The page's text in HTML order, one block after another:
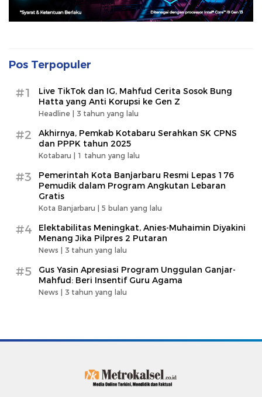
Pos Terpopuler
#1
Live TikTok dan IG, Mahfud Cerita Sosok Bung
Hatta yang Anti Korupsi ke Gen Z
Headline | 3 tahun yang lalu
#2
Akhirnya, Pemkab Kotabaru Serahkan SK CPNS
dan PPPK tahun 2025
Kotabaru | 1 tahun yang lalu
#3
Pemerintah Kota Banjarbaru Resmi Lepas 176
Pemudik dalam Program Angkutan Lebaran
Gratis
Kota Banjarbaru | 5 bulan yang lalu
#4
Elektabilitas Meningkat, Anies-Muhaimin Diyakini
Menang Jika Pilpres 2 Putaran
News | 3 tahun yang lalu
#5
Gus Yasin Apresiasi Program Unggulan Ganjar-
Mahfud: Beri Insentif Guru Agama
News | 3 tahun yang lalu